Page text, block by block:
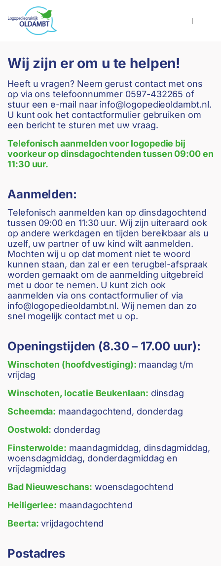
overslaan
Wij zijn er om u te helpen!
Heeft u vragen? Neem gerust contact met ons
op via ons telefoonnummer 0597-432265 of
stuur een e-mail naar info@logopedieoldambt.nl.
U kunt ook het contactformulier gebruiken om
een bericht te sturen met uw vraag.
Telefonisch aanmelden voor logopedie bij
voorkeur op dinsdagochtenden tussen 09:00 en
11:30 uur.
Aanmelden:
Telefonisch aanmelden kan op dinsdagochtend
tussen 09:00 en 11:30 uur. Wij zijn uiteraard ook
op andere werkdagen en tijden bereikbaar als u
uzelf, uw partner of uw kind wilt aanmelden.
Mochten wij u op dat moment niet te woord
kunnen staan, dan zal er een terugbel-afspraak
worden gemaakt om de aanmelding uitgebreid
met u door te nemen. U kunt zich ook
aanmelden via ons contactformulier of via
info@logopedieoldambt.nl. Wij nemen dan zo
snel mogelijk contact met u op.
Openingstijden (8.30 – 17.00 uur):
Winschoten (hoofdvestiging): maandag t/m
vrijdag
Winschoten, locatie Beukenlaan: dinsdag
Scheemda: maandagochtend, donderdag
Oostwold: donderdag
Finsterwolde: maandagmiddag, dinsdagmiddag,
woensdagmiddag, donderdagmiddag en
vrijdagmiddag
Bad Nieuweschans: woensdagochtend
Heiligerlee: maandagochtend
Beerta: vrijdagochtend
Postadres